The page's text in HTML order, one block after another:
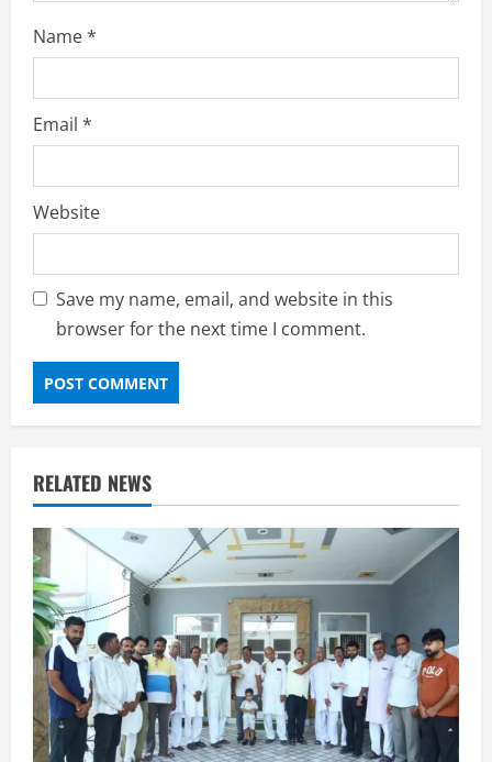
Name*
Email *
Website
Save my name, email, and website in this
browser for the next time I comment.
RELATED NEWS